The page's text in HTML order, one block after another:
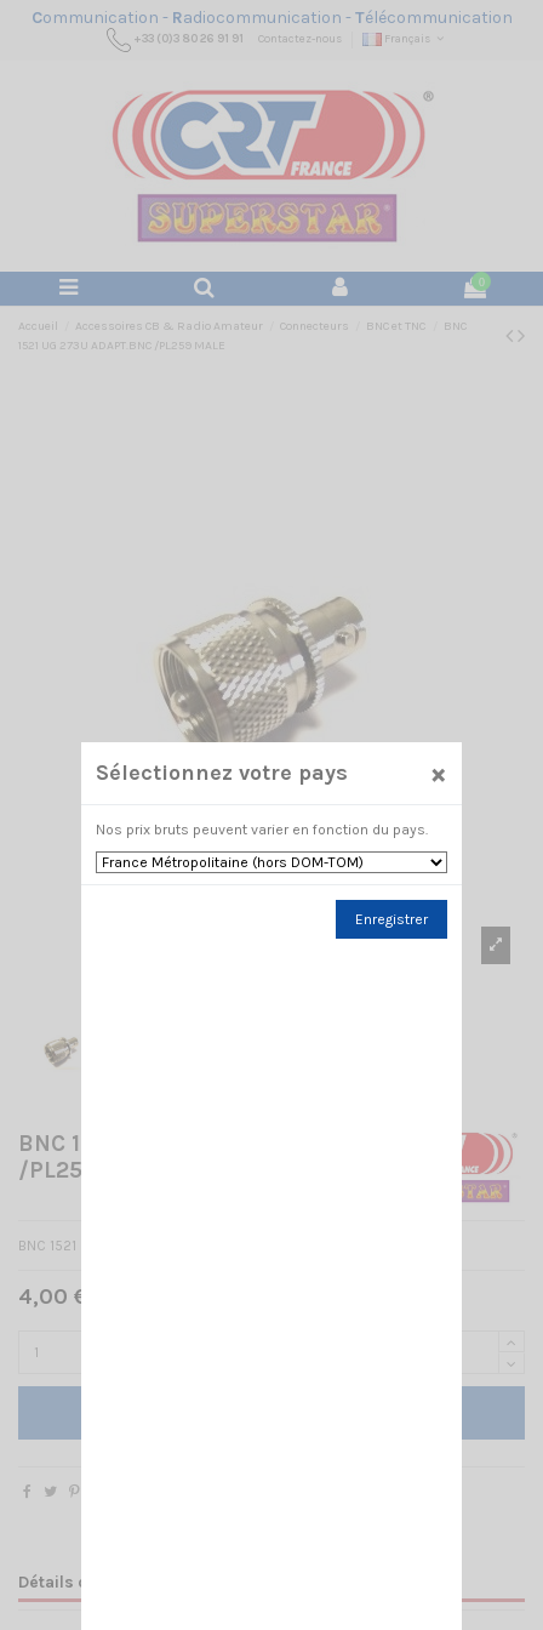
Communication - Radiocommunication -Télécommunication
+33 (0)3 80 26 91 91 Contactez-nous Français
0
Accueil Accessoires CB & Radio Amateur Connecteurs BNC et TNC
BNC
1521 UG 273U ADAPT.BNC /PL259 MALE
BNC 1521 UG 273U ADAPT.BNC
/PL259 MALE
BNC 1521 UG 273U ADAPT.BNC /PL259MALE
4,00 € TTC
Détails du produit
Sélectionnez votre pays ×
Nos prix bruts peuvent varier en fonction du pays.
Enregistrer